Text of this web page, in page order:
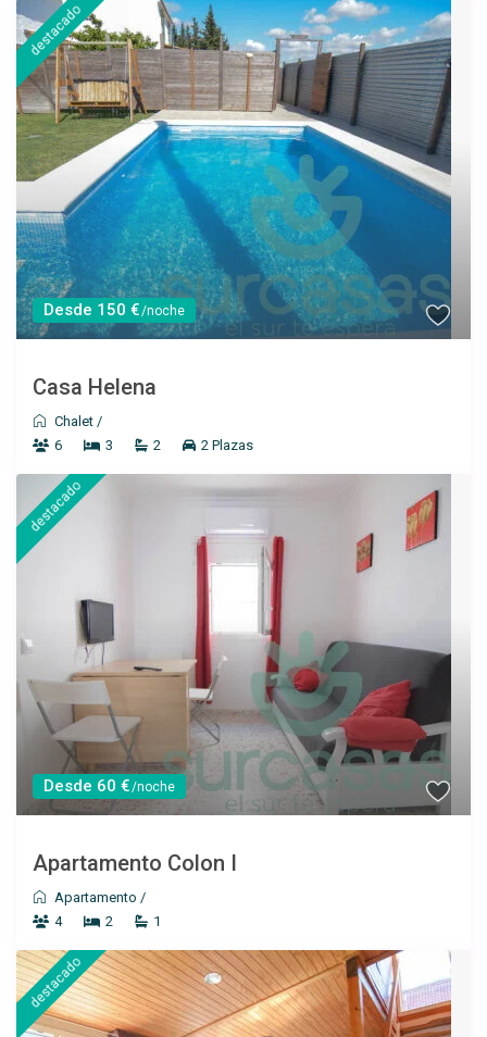
Desde 150 €/noche
destacado
Casa Helena
Chalet /
6
3 2 2 Plazas
Desde 60 €/noche
destacado
Apartamento Colon I
Apartamento /
4
2 1
destacado